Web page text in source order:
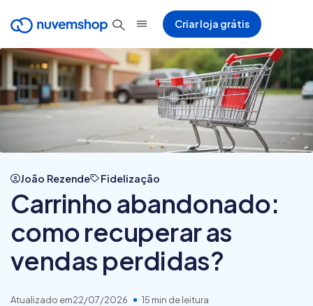
Criar loja grátis
João Rezende Fidelização
Carrinho abandonado:
como recuperar as
vendas perdidas?
Atualizado em22/07/2026 15 min de leitura